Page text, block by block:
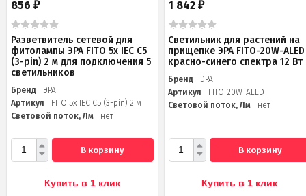
856 ₽
Разветвитель сетевой для
фитолампы ЭРА FITO 5х IEC C5
(3-pin) 2 м для подключения 5
светильников
Бренд
ЭРА
Артикул
FITO 5х IEC C5 (3-pin) 2 м
Световой поток, Лм
нет
В корзину
Купить в 1 клик
1 842₽
Светильник для растений на
прищепке ЭРА FITO-20W-АLED
красно-синего спектра 12 Вт
Бренд
ЭРА
Артикул
FITO-20W-АLED
Световой поток, Лм
нет
В корзину
Купить в 1 клик